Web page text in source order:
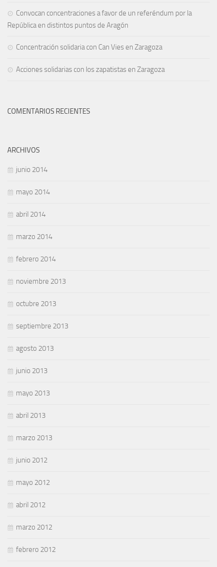
Convocan concentraciones a favor de un referéndum por la
República en distintos puntos de Aragón
Concentración solidaria con Can Vies en Zaragoza
Acciones solidarias con los zapatistas en Zaragoza
COMENTARIOS RECIENTES
ARCHIVOS
junio 2014
mayo 2014
abril 2014
marzo 2014
febrero 2014
noviembre 2013
octubre 2013
septiembre 2013
agosto 2013
junio 2013
mayo 2013
abril 2013
marzo 2013
junio 2012
mayo 2012
abril 2012
marzo 2012
febrero 2012